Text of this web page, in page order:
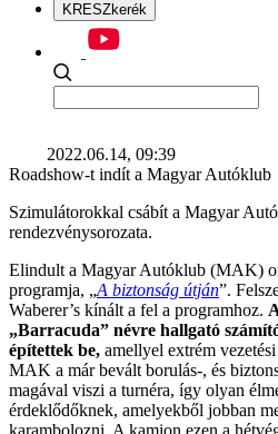
KRESZkerék
2022.06.14, 09:39
Roadshow-t indít a Magyar Autóklub
Szimulátorokkal csábít a Magyar
rendezvénysorozata.
Elindult a Magyar Autóklub (MAK)
programja, „A biztonság útján”.
Waberer’s kínált a fel a programhoz.
„Barracuda” névre hallgató
építettek be, amellyel extrém
MAK a már bevált borulás-, és
magával viszi a turnéra, így olyan
érdeklődőknek, amelyekből jobban
karambolozni. A kamion ezen a